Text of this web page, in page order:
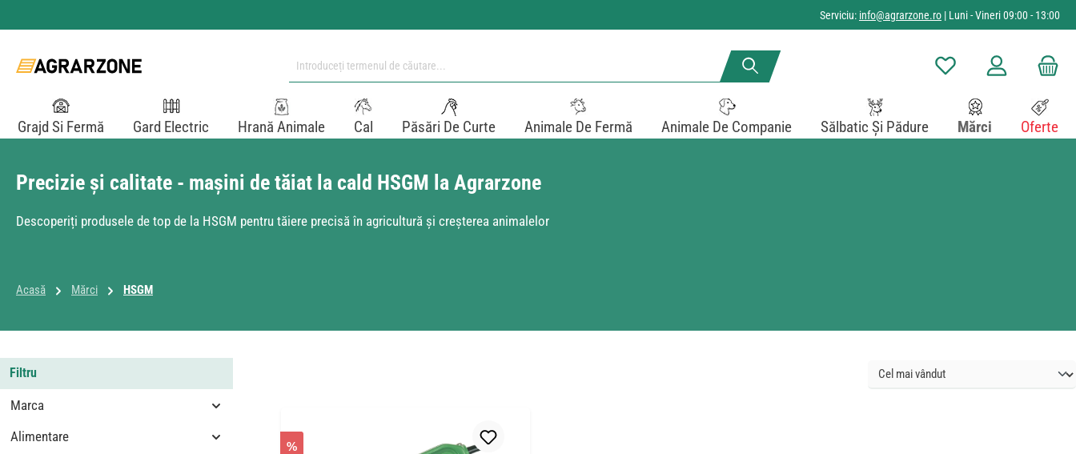
Serviciu: info@agrarzone.ro | Luni - Vineri 09:00 - 13:00
Aveți 0 articole din lista
Grajd Si Fermă Gard Electric Hrană Animale Cal Păsări De Curte Animale De Fermă Animale De Companie Sălbatic Și Pădure Mărci Oferte
Precizie și calitate - mașini de tăiat la cald HSGM la Agrarzone
Descoperiți produsele de top de la HSGM pentru tăiere precisă în agricultură și creșterea animalelor
Acasă Mărci HSGM
Filtru
Marca
Alimentare
%